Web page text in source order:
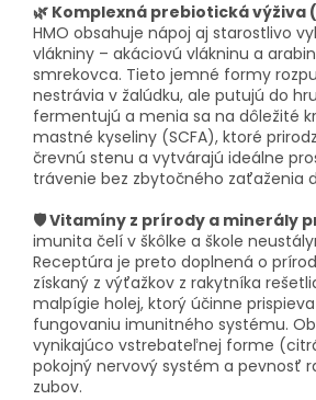
🌿 Komplexná prebiotická výživa
HMO obsahuje nápoj aj starostlivo
vlákniny – akáciovú vlákninu a
smrekovca. Tieto jemné formy
nestrávia v žalúdku, ale putujú do
fermentujú a menia sa na dôležité
mastné kyseliny (SCFA), ktoré
črevnú stenu a vytvárajú ideálne
trávenie bez zbytočného zaťaženia
🛡️ Vitamíny z prírody a minerály
imunita čelí v škôlke a škole
Receptúra je preto doplnená o
získaný z výťažkov z rakytníka
malpígie holej, ktorý účinne
fungovaniu imunitného systému.
vynikajúco vstrebateľnej forme
pokojný nervový systém a pevnosť
zubov.